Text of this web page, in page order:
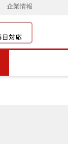
企業情報